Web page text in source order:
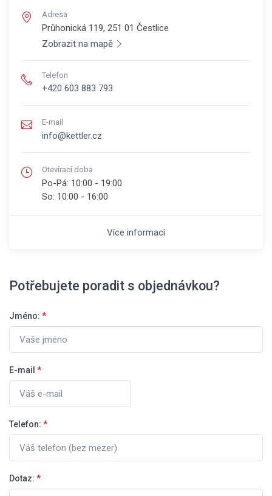
Adresa
Průhonická 119, 251 01 Čestlice
Zobrazit na mapě
Telefon
+420 603 883 793
E-mail
info@kettler.cz
Otevírací doba
Po-Pá: 10:00 - 19:00
So: 10:00 - 16:00
Více informací
Potřebujete poradit s objednávkou?
Jméno: *
E-mail *
Telefon: *
Dotaz: *